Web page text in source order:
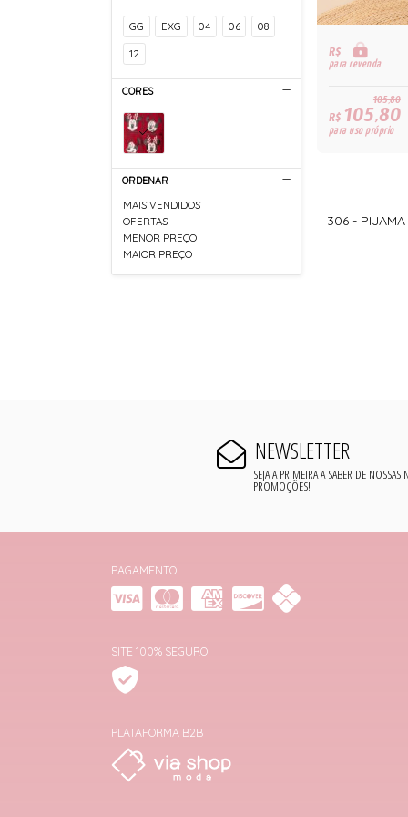
GG EXG 04 06 08
12
CORES
ORDENAR
MAIS VENDIDOS
OFERTAS
MENOR PREÇO
MAIOR PREÇO
R$
para revenda
105,80
R$105,80
para uso próprio
306 - PIJAMA
NEWSLETTER
SEJA A PRIMEIRA A SABER DE NOSSAS
PROMOÇÕES!
PAGAMENTO
SITE 100% SEGURO
PLATAFORMA B2B